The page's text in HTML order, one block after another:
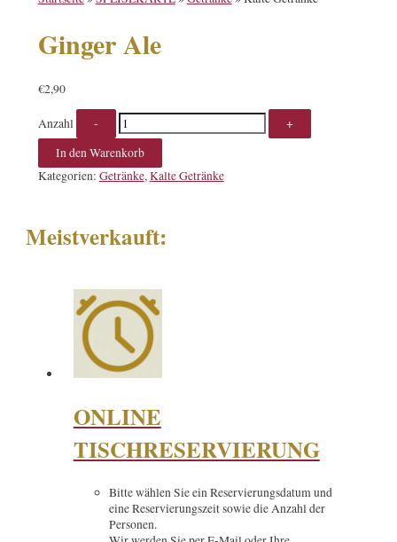
Ginger Ale
€2,90
Anzahl
In den Warenkorb
Kategorien: Getränke,Kalte Getränke
Meistverkauft:
ONLINE
TISCHRESERVIERUNG
Bitte wählen Sie ein Reservierungsdatum und
eine Reservierungszeit sowie die Anzahl der
Personen.